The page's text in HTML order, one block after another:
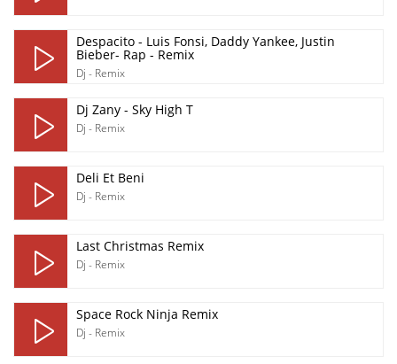
Despacito - Luis Fonsi, Daddy Yankee, Justin
Bieber- Rap - Remix
Dj - Remix
Dj Zany - Sky High T
Dj - Remix
Deli Et Beni
Dj - Remix
Last Christmas Remix
Dj - Remix
Space Rock Ninja Remix
Dj - Remix